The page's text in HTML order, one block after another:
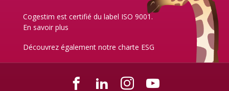
Cogestim est certifié du label ISO 9001.
En savoir plus
Découvrez également notre charte ESG